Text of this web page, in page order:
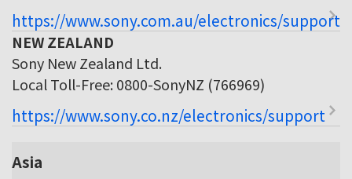
https://www.sony.com.au/electronics/support
NEW ZEALAND
Sony New Zealand Ltd.
Local Toll-Free: 0800-SonyNZ (766969)
https://www.sony.co.nz/electronics/support
Asia